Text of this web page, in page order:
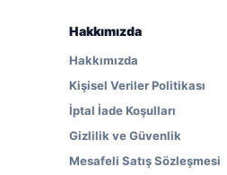
Hakkımızda
Hakkımızda
Kişisel Veriler Politikası
İptal İade Koşulları
Gizlilik ve Güvenlik
Mesafeli Satış Sözleşmesi